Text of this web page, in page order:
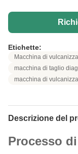
Etichette:
Macchina di
macchina di taglio
macchina di
Descrizione del
Processo